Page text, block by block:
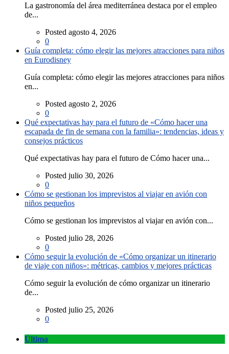
La gastronomía del área mediterránea destaca por el empleo
de...
Posted agosto 4, 2026
0
Guía completa: cómo elegir las mejores atracciones para niños
en Eurodisney
Guía completa: cómo elegir las mejores atracciones para niños
en...
Posted agosto 2, 2026
0
Qué expectativas hay para el futuro de «Cómo hacer una
escapada de fin de semana con la familia»: tendencias, ideas y
consejos prácticos
Qué expectativas hay para el futuro de Cómo hacer una...
Posted julio 30, 2026
0
Cómo se gestionan los imprevistos al viajar en avión con
niños pequeños
Cómo se gestionan los imprevistos al viajar en avión con...
Posted julio 28, 2026
0
Cómo seguir la evolución de «Cómo organizar un itinerario
de viaje con niños»: métricas, cambios y mejores prácticas
Cómo seguir la evolución de cómo organizar un itinerario
de...
Posted julio 25, 2026
0
Última